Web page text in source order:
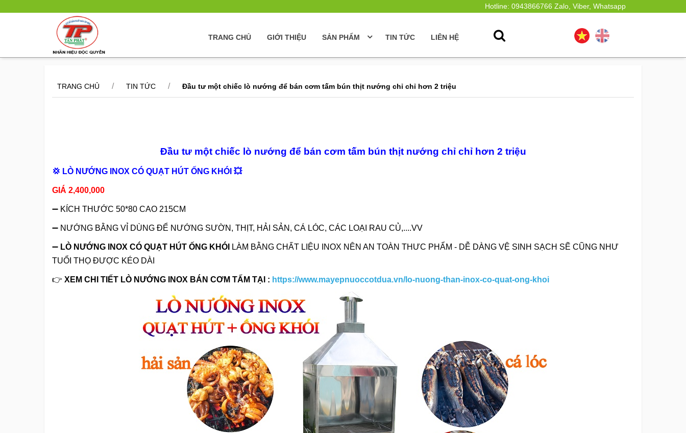
Hotline: 0943866766 Zalo, Viber, Whatsapp
TRANG CHỦ GIỚI THIỆU SẢN PHẨM TIN TỨC LIÊN HỆ
TRANG CHỦ / TIN TỨC / Đầu tư một chiếc lò nướng để bán cơm tấm bún thịt nướng chỉ chỉ hơn 2 triệu
Đầu tư một chiếc lò nướng để bán cơm tấm bún thịt nướng chỉ chỉ hơn 2 triệu
💢 LÒ NƯỚNG INOX CÓ QUẠT HÚT ỐNG KHÓI 💥
GIÁ 2,400,000
➖ KÍCH THƯỚC 50*80 CAO 215CM
➖ NƯỚNG BẰNG VỈ DÙNG ĐỂ NƯỚNG SƯỜN, THỊT, HẢI SẢN, CÁ LÓC, CÁC LOẠI RAU CỦ,....VV
➖ LÒ NƯỚNG INOX CÓ QUẠT HÚT ỐNG KHÓI
LÀM BẰNG CHẤT LIỆU INOX NÊN AN TOÀN THƯC PHẨM - DỄ DÀNG VỆ SINH SẠCH SẼ CŨNG NHƯ
TUỔI THỌ ĐƯỢC KÉO DÀI
👉 XEM CHI TIẾT LÒ NƯỚNG INOX BÁN CƠM TẤM TẠI : https://www.mayepnuoccotdua.vn/lo-nuong-than-inox-co-quat-ong-khoi